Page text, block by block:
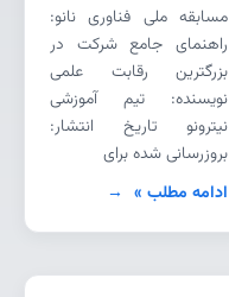
مسابقه ملی فناوری نانو:
راهنمای جامع شرکت در
بزرگترین رقابت علمی
نویسنده: تیم آموزشی
نیترونو تاریخ انتشار:
بروزرسانی شده برای
ادامه مطلب »